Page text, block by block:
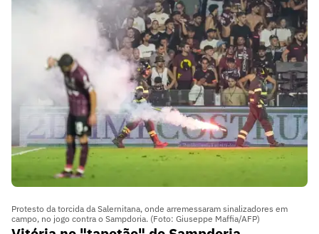
Protesto da torcida da Salernitana, onde arremessaram sinalizadores em
campo, no jogo contra o Sampdoria. (Foto: Giuseppe Maffia/AFP)